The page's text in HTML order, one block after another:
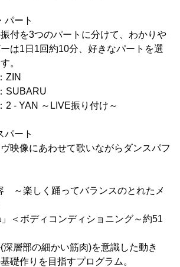
パート
付を3つのパートに分けて、わかりや
は1日1回約10分、好きなパートを選
。
ZIN
SUBARU
2 - YAN ～LIVE振り付け～
パート
映像にあわせて歌いながらダンスパフ
～楽しく踊ってバランスのとれたメ
＜ボディコンディショニング～約51
深層部の細かい筋肉)を意識した動き
礎作りを目指すプログラム。